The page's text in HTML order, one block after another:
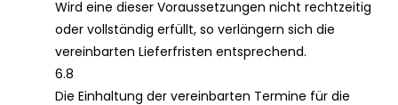
Wird eine dieser Voraussetzungen nicht rechtzeitig
oder vollständig erfüllt, so verlängern sich die
vereinbarten Lieferfristen entsprechend.
6.8
Die Einhaltung der vereinbarten Termine für die